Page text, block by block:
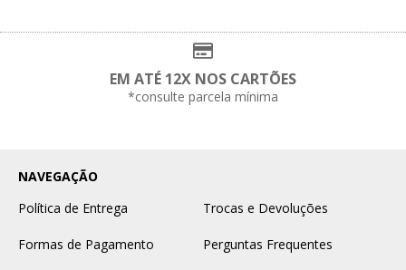
EM ATÉ 12X NOS CARTÕES
*consulte parcela mínima
NAVEGAÇÃO
Política de Entrega
Trocas e Devoluções
Formas de Pagamento Perguntas Frequentes